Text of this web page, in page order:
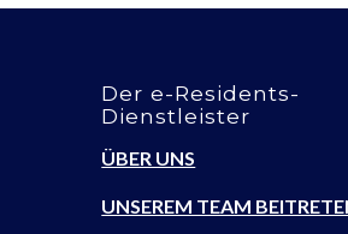
Der e-Residents-
Dienstleister
ÜBER UNS
UNSEREM TEAM